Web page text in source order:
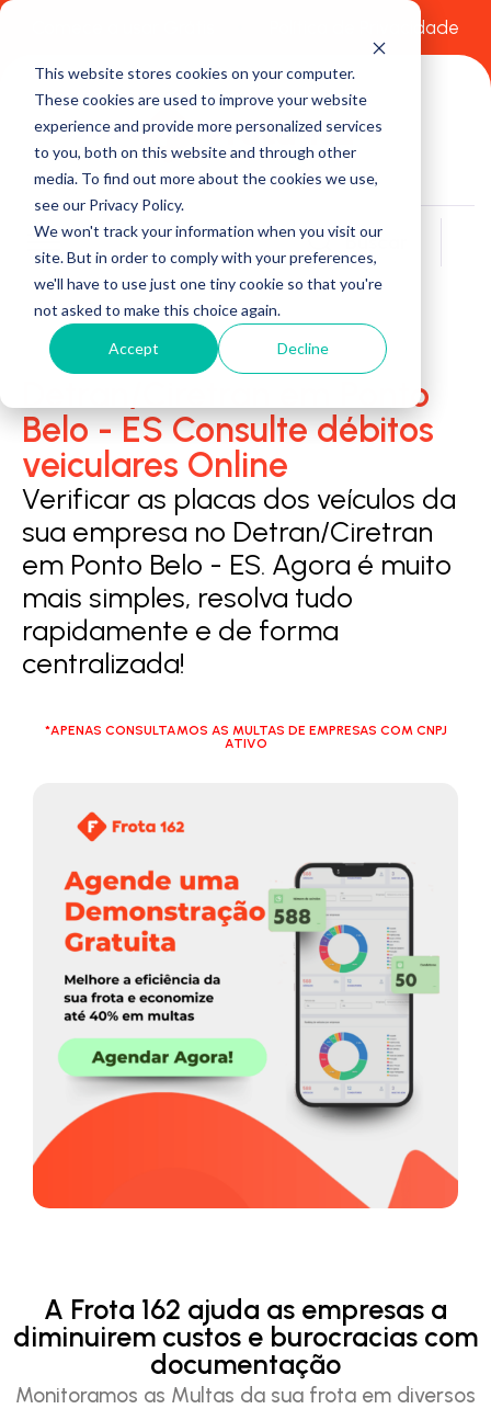
This website stores cookies on your computer.
These cookies are used to improve your website
experience and provide more personalized services
to you, both on this website and through other
media. To find out more about the cookies we use,
see our Privacy Policy.
We won't track your information when you visit our
site. But in order to comply with your preferences,
we'll have to use just one tiny cookie so that you're
not asked to make this choice again.
Accept Decline
Política de Privacidade
Buscar
Detran/Ciretran em Ponto
Belo - ES Consulte débitos
veiculares Online
Verificar as placas dos veículos da
sua empresa no Detran/Ciretran
em Ponto Belo - ES. Agora é muito
mais simples, resolva tudo
rapidamente e de forma
centralizada!
*APENAS CONSULTAMOS AS MULTAS DE EMPRESAS COM CNPJ
ATIVO
A Frota 162 ajuda as empresas a
diminuirem custos e burocracias com
documentação
Monitoramos as Multas da sua frota em diversos